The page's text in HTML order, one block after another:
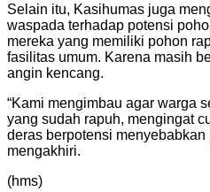
Selain itu, Kasihumas juga
waspada terhadap potensi
mereka yang memiliki pohon
fasilitas umum. Karena masih
angin kencang.
“Kami mengimbau agar warga
yang sudah rapuh, mengingat
deras berpotensi menyebabkan
mengakhiri.
(hms)